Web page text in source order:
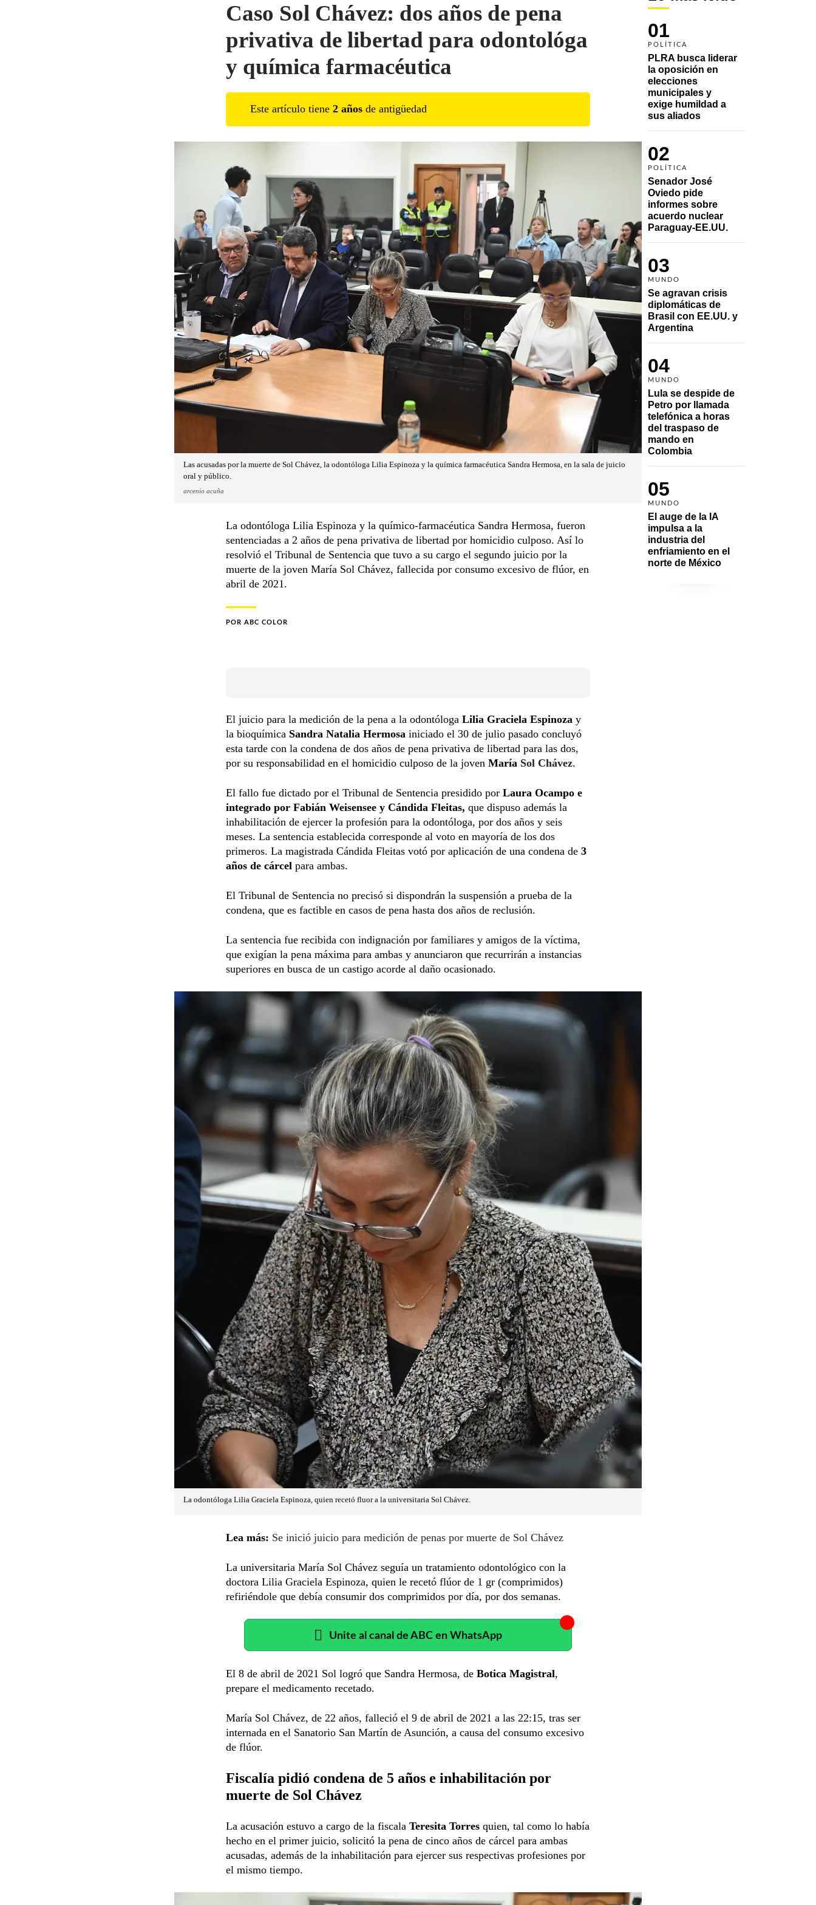
01
POLÍTICA
PLRA busca liderar
la oposición en
elecciones
municipales y
exige humildad a
sus aliados
02
POLÍTICA
Senador José
Oviedo pide
informes sobre
acuerdo nuclear
Paraguay-EE.UU.
03
MUNDO
Se agravan crisis
diplomáticas de
Brasil con EE.UU. y
Argentina
04
MUNDO
Lula se despide de
Petro por llamada
telefónica a horas
del traspaso de
mando en
Colombia
05
MUNDO
El auge de la IA
impulsa a la
industria del
enfriamiento en el
norte de México
Caso Sol Chávez: dos años de pena
privativa de libertad para odontológa
y química farmacéutica
Este artículo tiene 2 años de antigüedad
Las acusadas por la muerte de Sol Chávez, la odontóloga Lilia Espinoza y la química farmacéutica Sandra Hermosa, en la sala de juicio
oral y público.
arcenio acuña
La odontóloga Lilia Espinoza y la químico-farmacéutica Sandra Hermosa, fueron
sentenciadas a 2 años de pena privativa de libertad por homicidio culposo. Así lo
resolvió el Tribunal de Sentencia que tuvo a su cargo el segundo juicio por la
muerte de la joven María Sol Chávez, fallecida por consumo excesivo de flúor, en
abril de 2021.
POR ABC COLOR
El juicio para la medición de la pena a la odontóloga Lilia Graciela Espinoza y
la bioquímica Sandra Natalia Hermosa iniciado el 30 de julio pasado concluyó
esta tarde con la condena de dos años de pena privativa de libertad para las dos,
por su responsabilidad en el homicidio culposo de la joven María Sol Chávez.
El fallo fue dictado por el Tribunal de Sentencia presidido por Laura Ocampo e
integrado por Fabián Weisensee y Cándida Fleitas, que dispuso además la
inhabilitación de ejercer la profesión para la odontóloga, por dos años y seis
meses. La sentencia establecida corresponde al voto en mayoría de los dos
primeros. La magistrada Cándida Fleitas votó por aplicación de una condena de 3
años de cárcel para ambas.
El Tribunal de Sentencia no precisó si dispondrán la suspensión a prueba de la
condena, que es factible en casos de pena hasta dos años de reclusión.
La sentencia fue recibida con indignación por familiares y amigos de la víctima,
que exigían la pena máxima para ambas y anunciaron que recurrirán a instancias
superiores en busca de un castigo acorde al daño ocasionado.
La odontóloga Lilia Graciela Espinoza, quien recetó fluor a la universitaria Sol Chávez.
Lea más: Se inició juicio para medición de penas por muerte de Sol Chávez
La universitaria María Sol Chávez seguía un tratamiento odontológico con la
doctora Lilia Graciela Espinoza, quien le recetó flúor de 1 gr (comprimidos)
refiriéndole que debía consumir dos comprimidos por día, por dos semanas.
Unite al canal de ABC en WhatsApp
El 8 de abril de 2021 Sol logró que Sandra Hermosa, de Botica Magistral,
prepare el medicamento recetado.
María Sol Chávez, de 22 años, falleció el 9 de abril de 2021 a las 22:15, tras ser
internada en el Sanatorio San Martín de Asunción, a causa del consumo excesivo
de flúor.
Fiscalía pidió condena de 5 años e inhabilitación por
muerte de Sol Chávez
La acusación estuvo a cargo de la fiscala Teresita Torres quien, tal como lo había
hecho en el primer juicio, solicitó la pena de cinco años de cárcel para ambas
acusadas, además de la inhabilitación para ejercer sus respectivas profesiones por
el mismo tiempo.